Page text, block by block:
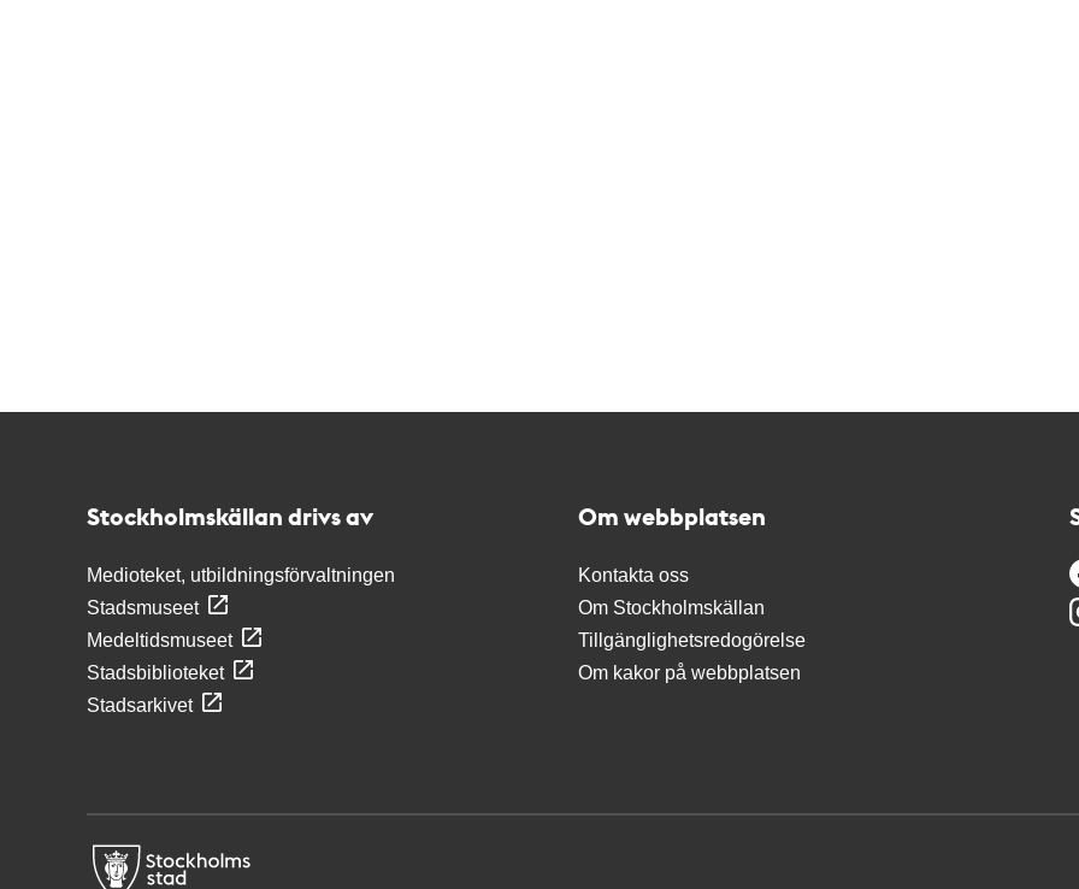
Stockholmskällan drivs av
Medioteket, utbildningsförvaltningen
Stadsmuseet
Medeltidsmuseet
Stadsbiblioteket
Stadsarkivet
Om webbplatsen
Kontakta oss
Om Stockholmskällan
Tillgänglighetsredogörelse
Om kakor på webbplatsen